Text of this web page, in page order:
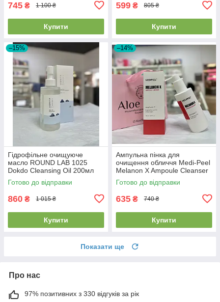
745 ₴ 1 100 ₴
Купити
599 ₴ 805 ₴
Купити
–15%
Гідрофільне очищуюче
масло ROUND LAB 1025
Dokdo Cleansing Oil 200мл
Готово до відправки
860 ₴ 1 015 ₴
Купити
–14%
Ампульна пінка для
очищення обличчя Medi-Peel
Melanon X Ampoule Cleanser
150мл
Готово до відправки
635 ₴ 740 ₴
Купити
Показати ще
Про нас
97% позитивних з 330 відгуків за рік